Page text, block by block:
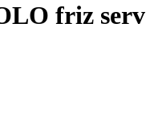
friz serv